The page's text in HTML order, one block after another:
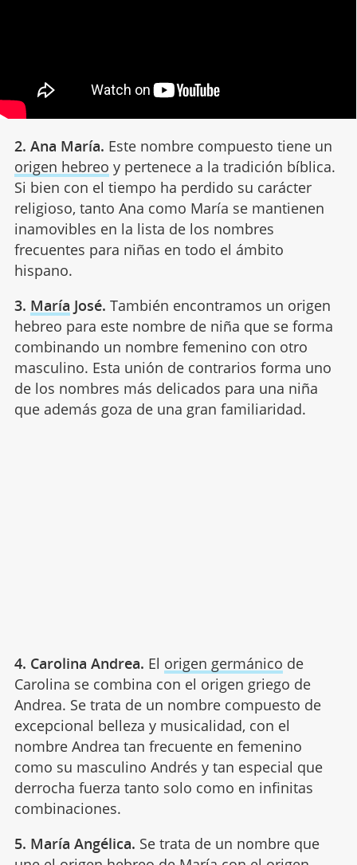
2. Ana María. Este nombre compuesto tiene un
origen hebreo y pertenece a la tradición bíblica.
Si bien con el tiempo ha perdido su carácter
religioso, tanto Ana como María se mantienen
inamovibles en la lista de los nombres
frecuentes para niñas en todo el ámbito
hispano.
3. María José. También encontramos un origen
hebreo para este nombre de niña que se forma
combinando un nombre femenino con otro
masculino. Esta unión de contrarios forma uno
de los nombres más delicados para una niña
que además goza de una gran familiaridad.
4. Carolina Andrea. El origen germánico de
Carolina se combina con el origen griego de
Andrea. Se trata de un nombre compuesto de
excepcional belleza y musicalidad, con el
nombre Andrea tan frecuente en femenino
como su masculino Andrés y tan especial que
derrocha fuerza tanto solo como en infinitas
combinaciones.
5. María Angélica. Se trata de un nombre que